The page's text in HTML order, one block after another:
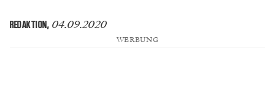
REDAKTION, 04.09.2020
WERBUNG